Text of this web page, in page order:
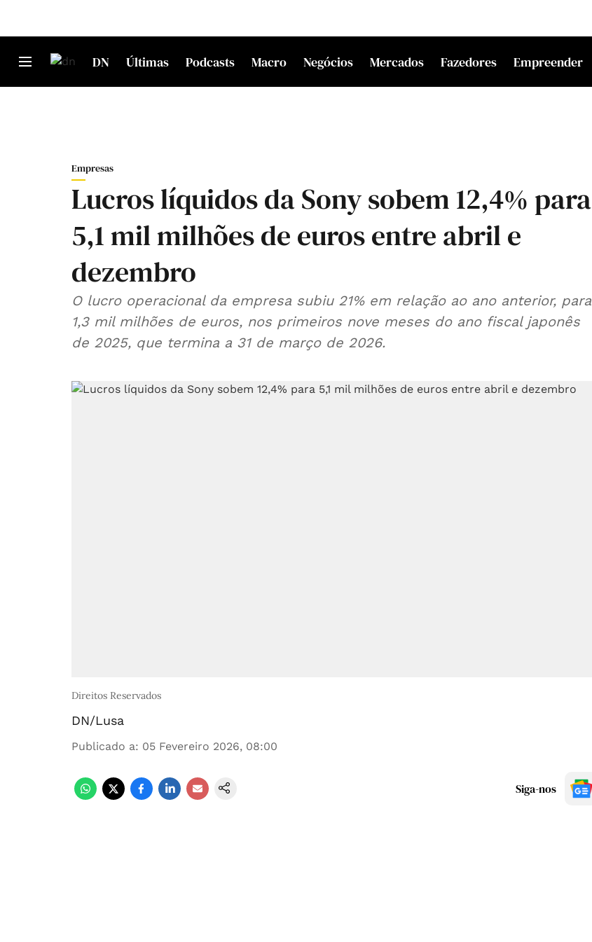
DN Últimas Podcasts Macro Negócios Mercados Fazedores Empreender
Empresas
Lucros líquidos da Sony sobem 12,4% para
5,1 mil milhões de euros entre abril e
dezembro
O lucro operacional da empresa subiu 21% em relação ao ano anterior, para
1,3 mil milhões de euros, nos primeiros nove meses do ano fiscal japonês
de 2025, que termina a 31 de março de 2026.
Direitos Reservados
DN/Lusa
Publicado a: 05 Fevereiro 2026, 08:00
Siga-nos